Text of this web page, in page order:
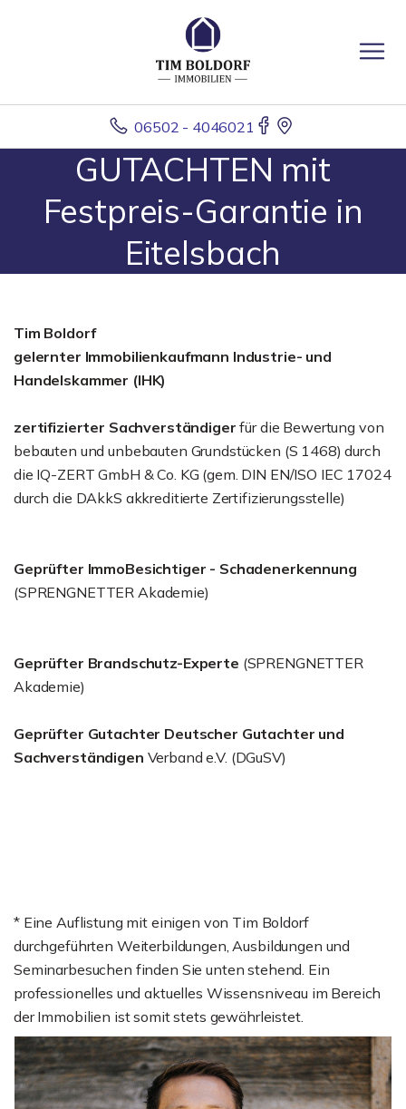
06502 - 4046021
GUTACHTEN mit
Festpreis-Garantie in
Eitelsbach
Tim Boldorf
gelernter Immobilienkaufmann Industrie- und
Handelskammer (IHK)
zertifizierter Sachverständiger für die Bewertung von
bebauten und unbebauten Grundstücken (S 1468) durch
die IQ-ZERT GmbH & Co. KG (gem. DIN EN/ISO IEC 17024
durch die DAkkS akkreditierte Zertifizierungsstelle)
Geprüfter ImmoBesichtiger - Schadenerkennung
(SPRENGNETTER Akademie)
Geprüfter Brandschutz-Experte (SPRENGNETTER
Akademie)
Geprüfter Gutachter Deutscher Gutachter und
Sachverständigen Verband e.V. (DGuSV)
* Eine Auflistung mit einigen von Tim Boldorf
durchgeführten Weiterbildungen, Ausbildungen und
Seminarbesuchen finden Sie unten stehend. Ein
professionelles und aktuelles Wissensniveau im Bereich
der Immobilien ist somit stets gewährleistet.